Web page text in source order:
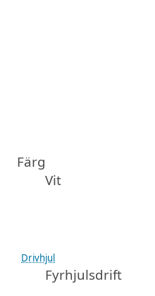
Färg
Vit
Drivhjul
Fyrhjulsdrift